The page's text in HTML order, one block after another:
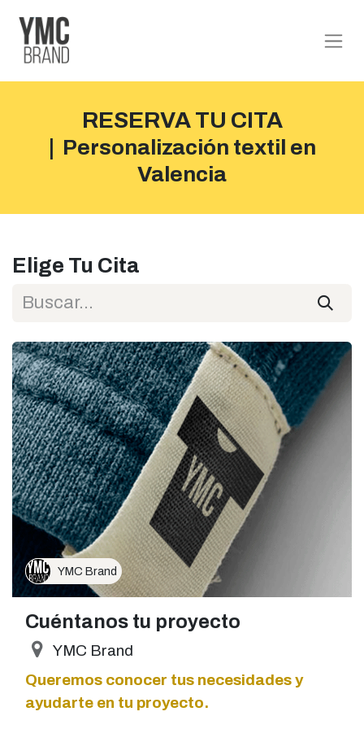
RESERVA TU CITA
Personalización textil en
Valencia
Elige Tu Cita
YMC Brand
Cuéntanos tu proyecto
YMC Brand
Queremos conocer tus necesidades y
ayudarte en tu proyecto.